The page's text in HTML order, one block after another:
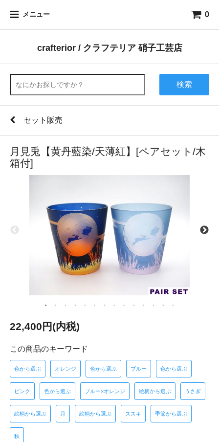
メニュー 0
crafterior / クラフテリア 硝子工芸店
検索
セット販売
月見兎【黄丹藍染/天薄紅】[ペアセット/木
箱付]
22,400円(内税)
この商品のキーワード
色から選ぶ オレンジ 色から選ぶ ブルー 色から選ぶ
ピンク 色から選ぶ ブルー×オレンジ 絵柄から選ぶ うさぎ
絵柄から選ぶ 月 絵柄から選ぶ ススキ 季節から選ぶ
秋